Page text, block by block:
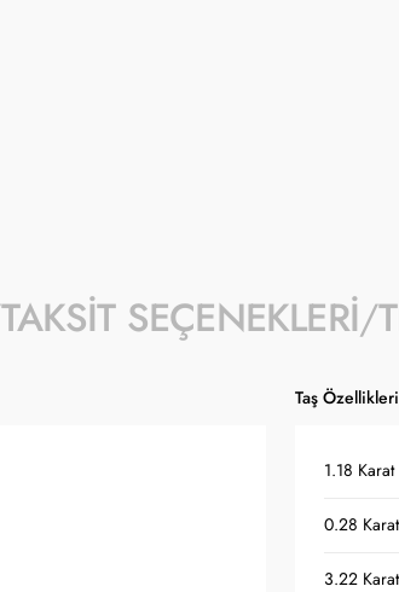
TAKSIT SEÇENEKLERI
Taş
1.18 Karat
0.28
3.22